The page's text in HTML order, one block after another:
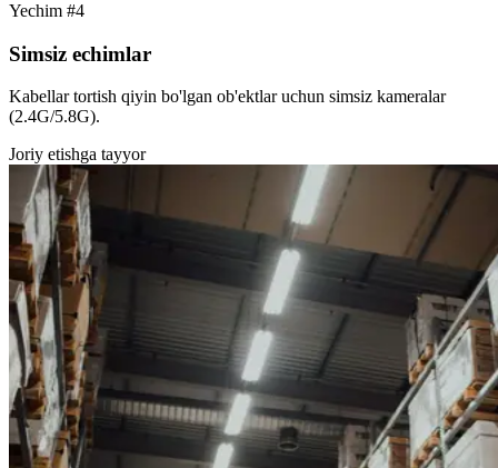
Yechim #4
Simsiz echimlar
Kabellar tortish qiyin bo'lgan ob'ektlar uchun simsiz kameralar
(2.4G/5.8G).
Joriy etishga tayyor